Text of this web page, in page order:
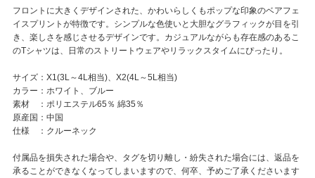
フロントに大きくデザインされた、かわいらしくもポップな印象のベアフェ
イスプリントが特徴です。シンプルな色使いと大胆なグラフィックが目を引
き、楽しさを感じさせるデザインです。カジュアルながらも存在感のあるこ
のTシャツは、日常のストリートウェアやリラックスタイムにぴったり。
サイズ：X1(3L～4L相当)、X2(4L～5L相当)
カラー：ホワイト、ブルー
素材 ：ポリエステル65％ 綿35％
原産国：中国
仕様 ：クルーネック
付属品を損失された場合や、タグを切り離し・紛失された場合には、返品を
承ることができなくなってしまいますので、何卒、予めご了承くださいます